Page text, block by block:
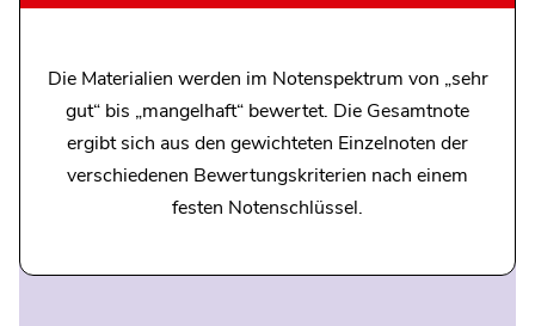
Die Materialien werden im Notenspektrum von „sehr
gut“ bis „mangelhaft“ bewertet. Die Gesamtnote
ergibt sich aus den gewichteten Einzelnoten der
verschiedenen Bewertungskriterien nach einem
festen Notenschlüssel.